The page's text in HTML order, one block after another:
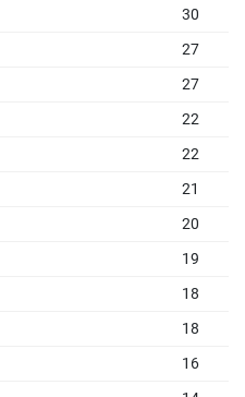
30
27
27
22
22
21
20
19
18
18
16